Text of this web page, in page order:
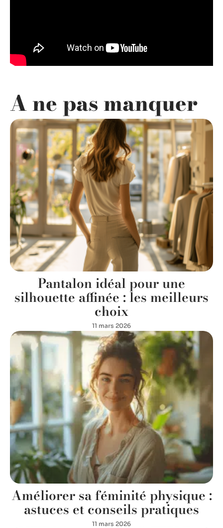
A ne pas manquer
Pantalon idéal pour une
silhouette affinée : les meilleurs
choix
11 mars 2026
Améliorer sa féminité physique :
astuces et conseils pratiques
11 mars 2026